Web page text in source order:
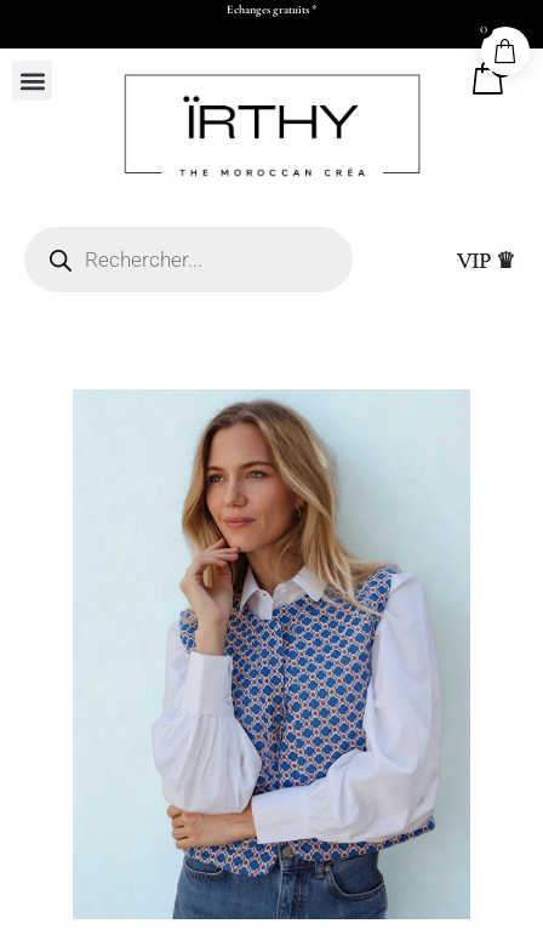
Payez en 2x ou 3x à partir de 500 dhs d’achats
0
VIP ♛
0
+ ADD